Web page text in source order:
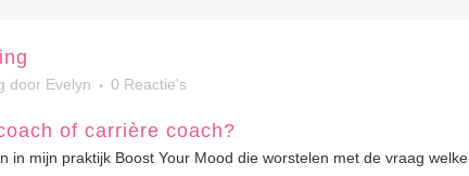
door Evelyn 0 Reactie's
of carrière coach?
in mijn praktijk Boost Your Mood die worstelen met de vraag welke